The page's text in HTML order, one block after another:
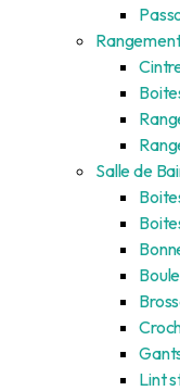
Salle de
Lint